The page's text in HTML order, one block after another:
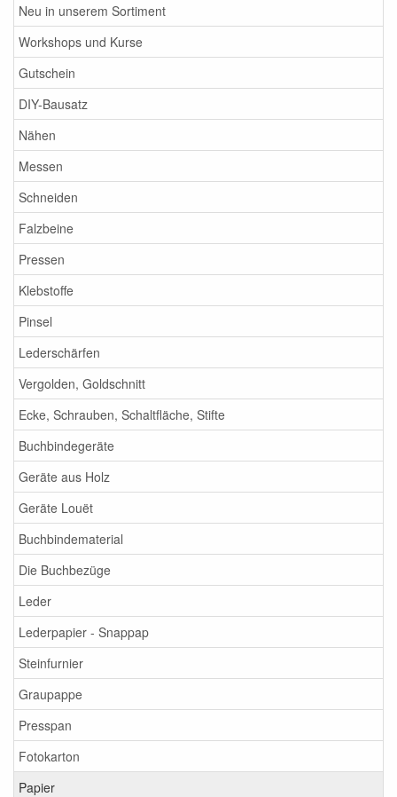
Neu in unserem Sortiment
Workshops und Kurse
Gutschein
DIY-Bausatz
Nähen
Messen
Schneiden
Falzbeine
Pressen
Klebstoffe
Pinsel
Lederschärfen
Vergolden, Goldschnitt
Ecke, Schrauben, Schaltfläche, Stifte
Buchbindegeräte
Geräte aus Holz
Geräte Louët
Buchbindematerial
Die Buchbezüge
Leder
Lederpapier - Snappap
Steinfurnier
Graupappe
Presspan
Fotokarton
Papier